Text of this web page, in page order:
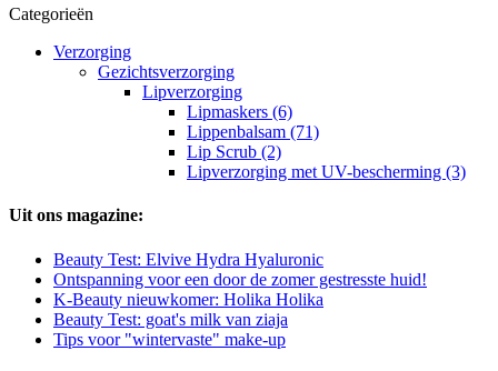
Categorieën
Verzorging
Gezichtsverzorging
Lipverzorging
Lipmaskers (6)
Lippenbalsam (71)
Lip Scrub (2)
Lipverzorging met UV-bescherming (3)
Uit ons magazine:
Beauty Test: Elvive Hydra Hyaluronic
Ontspanning voor een door de zomer gestresste huid!
K-Beauty nieuwkomer: Holika Holika
Beauty Test: goat's milk van ziaja
Tips voor "wintervaste" make-up